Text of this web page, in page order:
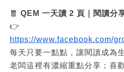
🧧
QEM 一天讀 2 頁｜閱讀分
👉
https://www.facebook.com/
每天只要一點點，讓閱讀成為
老闆這裡有濃縮重點分享；喜